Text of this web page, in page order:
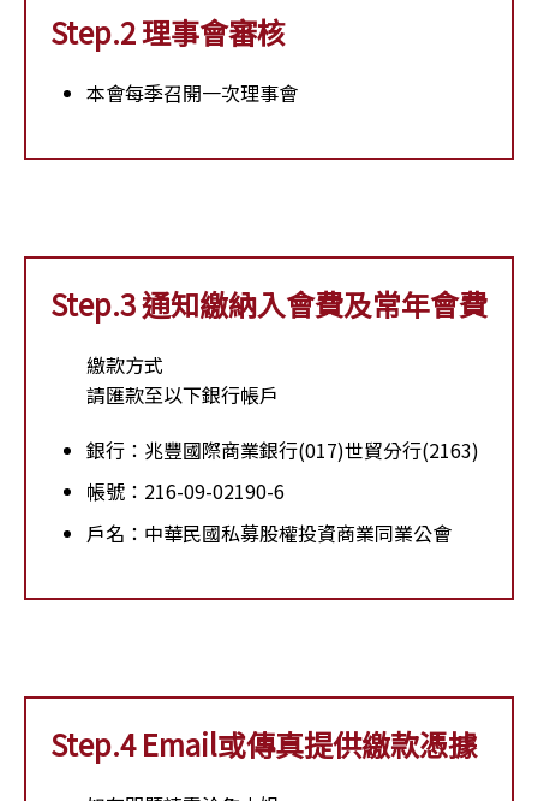
Step.2 理事會審核
本會每季召開一次理事會
Step.3 通知繳納入會費及常年會費
繳款方式
請匯款至以下銀行帳戶
銀行：兆豐國際商業銀行(017)世貿分行(2163)
帳號：216-09-02190-6
戶名：中華民國私募股權投資商業同業公會
Step.4 Email或傳真提供繳款憑據